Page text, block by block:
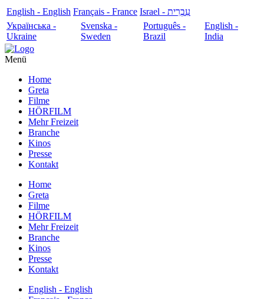
English - English Français - France
עִבְרִית - Israel
Українська -
Ukraine
Svenska -
Sweden
Português -
Brazil
English -
India
Menü
Home
Greta
Filme
HÖRFILM
Mehr Freizeit
Branche
Kinos
Presse
Kontakt
Home
Greta
Filme
HÖRFILM
Mehr Freizeit
Branche
Kinos
Presse
Kontakt
English - English